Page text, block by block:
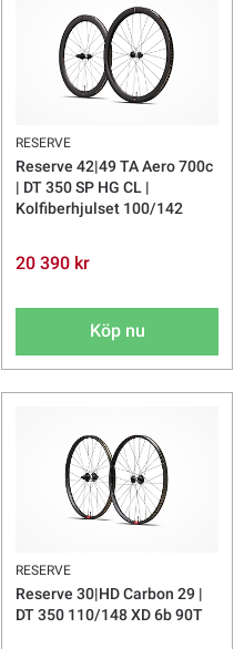
RESERVE
Reserve 42|49 TA Aero 700c
| DT 350 SP HG CL |
Kolfiberhjulset 100/142
20 390 kr
Köp nu
RESERVE
Reserve 30|HD Carbon 29 |
DT 350 110/148 XD 6b 90T